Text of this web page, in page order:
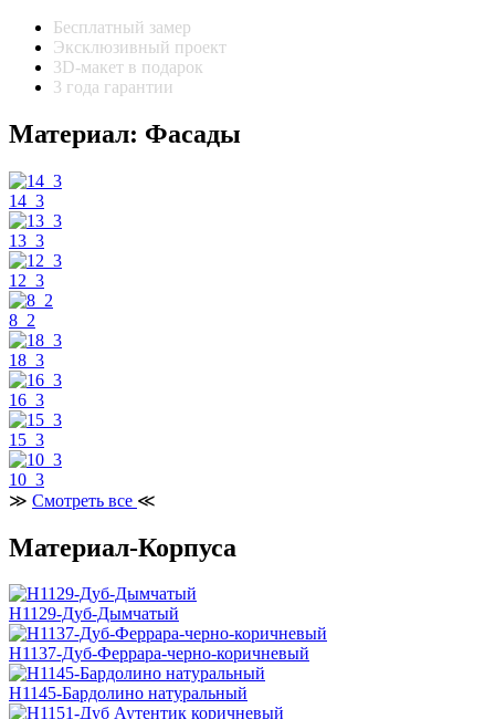
Бесплатный замер
Эксклюзивный проект
3D-макет в подарок
3 года гарантии
Материал: Фасады
14_3
13_3
12_3
8_2
18_3
16_3
15_3
10_3
≫ Смотреть все ≪
Материал-Корпуса
H1129-Дуб-Дымчатый
H1137-Дуб-Феррара-черно-коричневый
H1145-Бардолино натуральный